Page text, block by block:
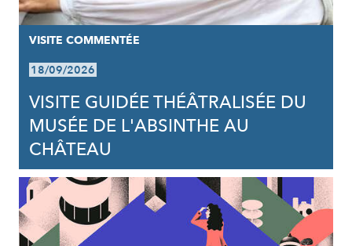
VISITE COMMENTÉE
18/09/2026
VISITE GUIDÉE THÉÂTRALISÉE DU
MUSÉE DE L'ABSINTHE AU
CHÂTEAU